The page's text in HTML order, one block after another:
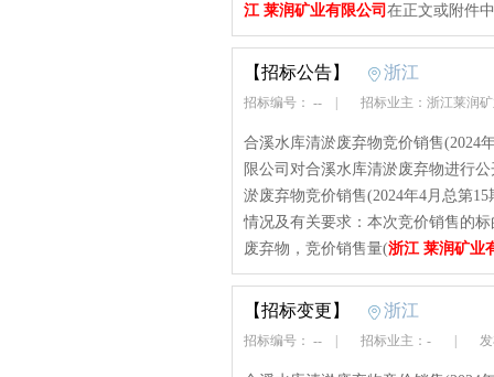
江 莱润矿业有限公司 在正文或附件
【招标公告】 浙江
招标编号： -- 招标业主：浙江莱润
合溪水库清淤废弃物竞价销售(2024
限公司对合溪水库清淤废弃物进行
淤废弃物竞价销售(2024年4月总第
情况及有关要求：本次竞价销售的
废弃物，竞价销售量(浙江 莱润矿业
【招标变更】 浙江
招标编号： -- 招标业主：- 发